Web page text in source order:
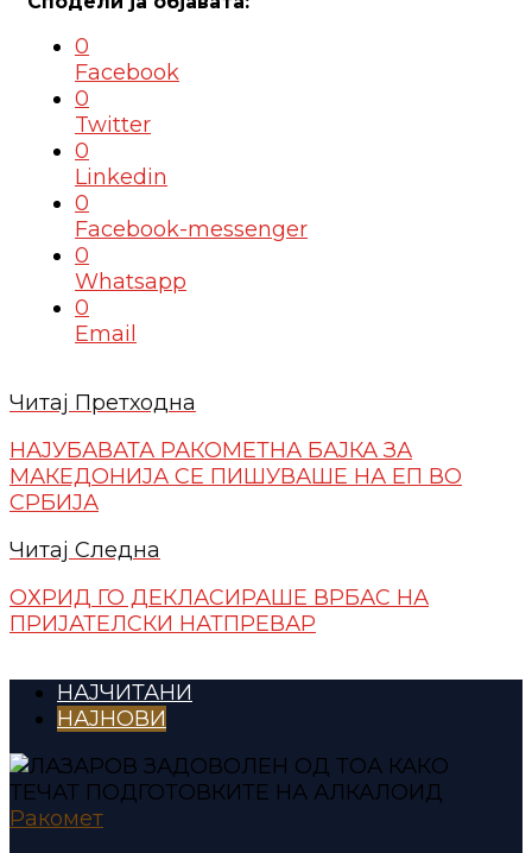
0
Facebook
0
Twitter
0
Linkedin
0
Facebook-messenger
0
Whatsapp
0
Email
Читај Претходна
НАЈУБАВАТА РАКОМЕТНА БАЈКА ЗА
МАКЕДОНИЈА СЕ ПИШУВАШЕ НА ЕП ВО
СРБИЈА
Читај Следна
ОХРИД ГО ДЕКЛАСИРАШЕ ВРБАС НА
ПРИЈАТЕЛСКИ НАТПРЕВАР
НАЈЧИТАНИ
НАЈНОВИ
Ракомет